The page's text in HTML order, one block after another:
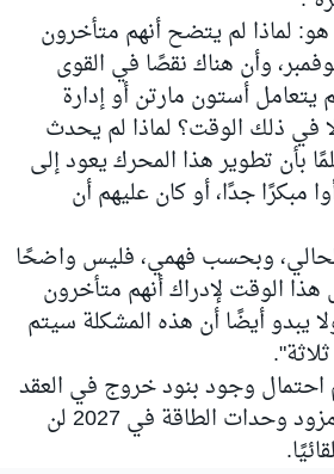
لماذا لم يتضح أنهم متأخرون
وأن هناك نقصًا في القوى
يتعامل أستون مارتن أو إدارة
في ذلك الوقت؟ لماذا لم يحدث
بأن تطوير هذا المحرك يعود إلى
مبكرًا جدًا، أو كان عليهم أن
وبحسب فهمي، فليس واضحًا
هذا الوقت لإدراك أنهم متأخرون
أيضًا أن هذه المشكلة سيتم
وجود بنود خروج في العقد
مع هوندا، فإن تغيير مزود وحدات الطاقة في 2027 لن